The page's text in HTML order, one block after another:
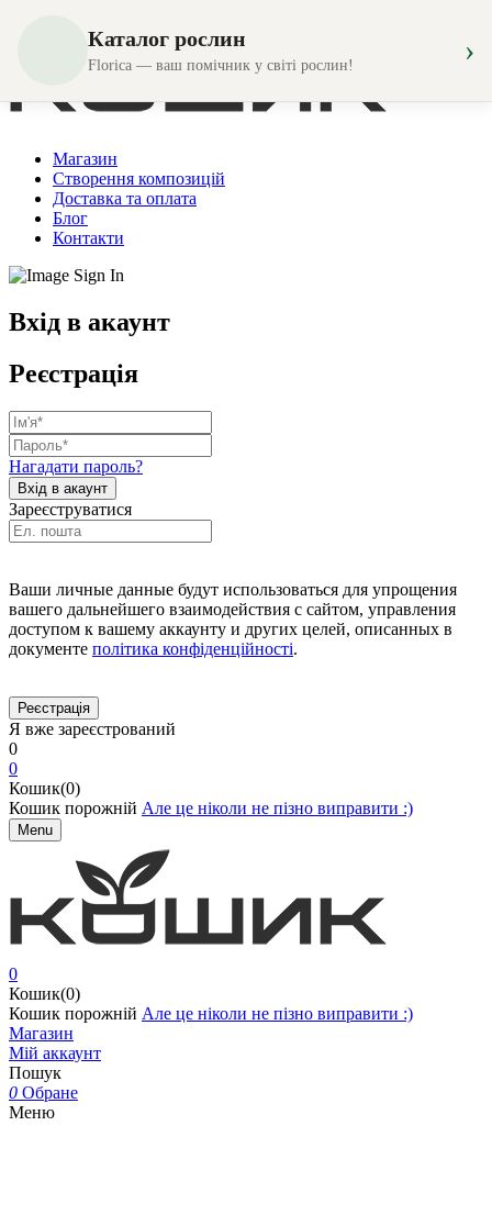
Магазин
Створення композицій
Доставка та оплата
Блог
Контакти
Вхід в акаунт
Реєстрація
Нагадати пароль?
Зареєструватися
Ваши личные данные будут использоваться для упрощения
вашего дальнейшего взаимодействия с сайтом, управления
доступом к вашему аккаунту и других целей, описанных в
документе політика конфіденційності.
Я вже зареєстрований
0
0
Кошик(0)
Кошик порожній Але це ніколи не пізно виправити :)
Menu
0
Кошик(0)
Кошик порожній Але це ніколи не пізно виправити :)
Магазин
Мій аккаунт
Пошук
0 Обране
Меню
Каталог рослин
Florica — ваш помічник у світі рослин! ›